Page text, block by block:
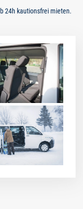
24h kautionsfrei mieten.